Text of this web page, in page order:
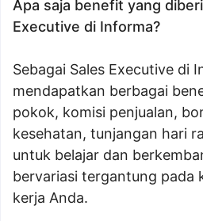
Apa saja benefit yang
Executive di Informa?
Sebagai Sales Executive di
mendapatkan berbagai
pokok, komisi penjualan,
kesehatan, tunjangan hari
untuk belajar dan
bervariasi tergantung pada
kerja Anda.